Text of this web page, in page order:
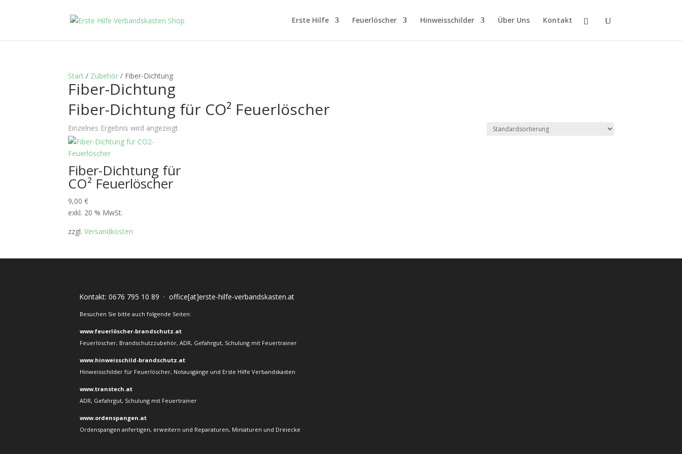
Erste Hilfe Feuerlöscher Hinweisschilder Über Uns Kontakt
Start / Zubehör / Fiber-Dichtung
Fiber-Dichtung
Fiber-Dichtung für CO² Feuerlöscher
Einzelnes Ergebnis wird angezeigt
Fiber-Dichtung für
CO² Feuerlöscher
9,00€
exkl. 20 % MwSt.
zzgl.Versandkosten
Kontakt:0676 795 10 89 ·office[at]erste-hilfe-verbandskasten.at
Besuchen Sie bitte auch folgende Seiten:
www.feuerlöscher-brandschutz.at
Feuerlöscher, Brandschutzzubehör, ADR, Gefahrgut, Schulung mit Feuertrainer
www.hinweisschild-brandschutz.at
Hinweisschilder für Feuerlöscher, Notausgänge und Erste Hilfe Verbandskasten
www.transtech.at
ADR, Gefahrgut, Schulung mit Feuertrainer
www.ordenspangen.at
Ordenspangen anfertigen, erweitern und Reparaturen, Miniaturen und Dreiecke